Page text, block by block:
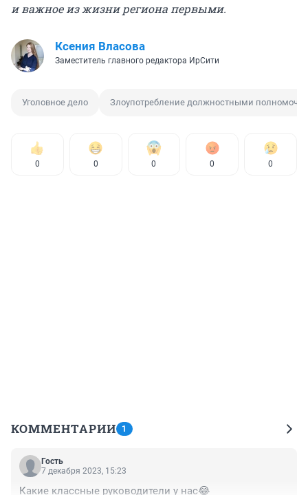
и важное из жизни региона первыми.
Ксения Власова
Заместитель главного редактора ИрСити
Уголовное дело Злоупотребление должностными
0 0 0 0 0
КОММЕНТАРИИ 1
Гость
7 декабря 2023, 15:23
Какие классные руководители у нас😂